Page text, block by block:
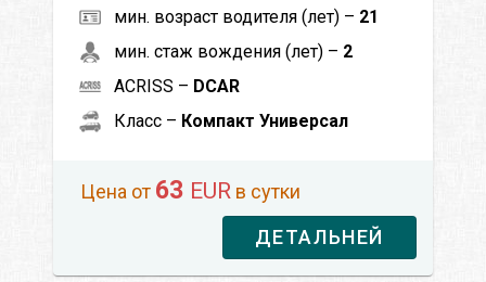
мин. возраст водителя (лет) – 21
мин. стаж вождения (лет) – 2
ACRISS – DCAR
Класс – Компакт Универсал
Цена от 63 EUR в сутки
ДЕТАЛЬНЕЙ